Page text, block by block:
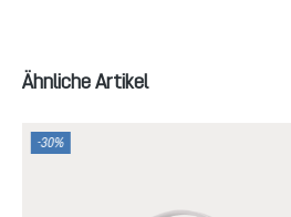
Produktgalerie überspringen
Ähnliche Artikel
-30%